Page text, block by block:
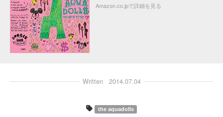
Amazon.co.jpで詳細を見る
Written 2014.07.04
the aquadolls